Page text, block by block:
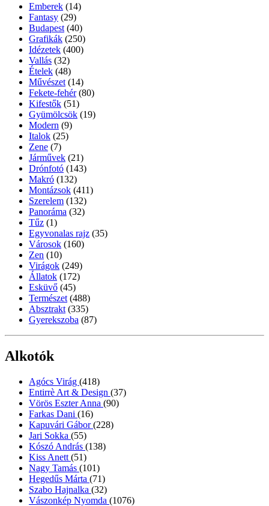
Emberek (14)
Fantasy (29)
Budapest (40)
Grafikák (250)
Idézetek (400)
Vallás (32)
Ételek (48)
Művészet (14)
Fekete-fehér (80)
Kifestők (51)
Gyümölcsök (19)
Modern (9)
Italok (25)
Zene (7)
Járművek (21)
Drónfotó (143)
Makró (132)
Montázsok (411)
Szerelem (132)
Panoráma (32)
Tűz (1)
Egyvonalas rajz (35)
Városok (160)
Zen (10)
Virágok (249)
Állatok (172)
Esküvő (45)
Természet (488)
Absztrakt (335)
Gyerekszoba (87)
Alkotók
Agócs Virág (418)
Entirrè Art & Design (37)
Vörös Eszter Anna (90)
Farkas Dani (16)
Kapuvári Gábor(228)
Jari Sokka (55)
Kószó András (138)
Kiss Anett (51)
Nagy Tamás (101)
Hegedűs Márta (71)
Szabo Hajnalka (32)
Vászonkép Nyomda (1076)